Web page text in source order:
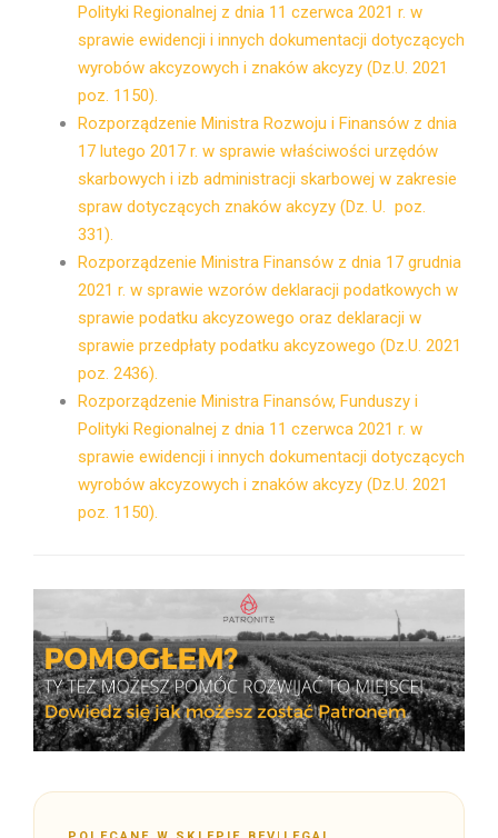
Polityki Regionalnej z dnia 11 czerwca 2021 r. w
sprawie ewidencji i innych dokumentacji dotyczących
wyrobów akcyzowych i znaków akcyzy (Dz.U. 2021
poz. 1150).
Rozporządzenie Ministra Rozwoju i Finansów z dnia
17 lutego 2017 r. w sprawie właściwości urzędów
skarbowych i izb administracji skarbowej w zakresie
spraw dotyczących znaków akcyzy (Dz. U. poz.
331).
Rozporządzenie Ministra Finansów z dnia 17 grudnia
2021 r. w sprawie wzorów deklaracji podatkowych w
sprawie podatku akcyzowego oraz deklaracji w
sprawie przedpłaty podatku akcyzowego (Dz.U. 2021
poz. 2436).
Rozporządzenie Ministra Finansów, Funduszy i
Polityki Regionalnej z dnia 11 czerwca 2021 r. w
sprawie ewidencji i innych dokumentacji dotyczących
wyrobów akcyzowych i znaków akcyzy (Dz.U. 2021
poz. 1150).